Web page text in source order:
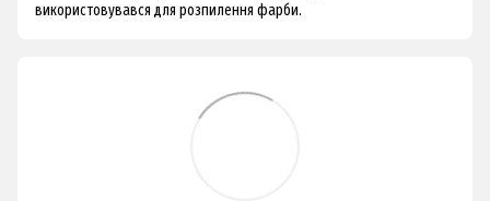
використовувався для розпилення фарби.